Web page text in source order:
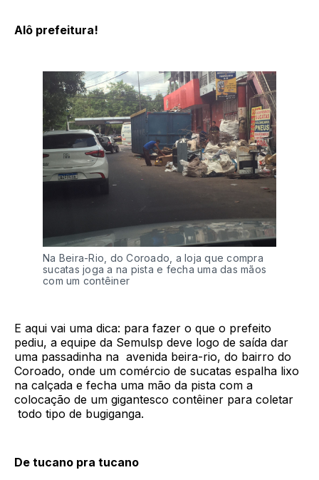
Alô prefeitura!
Na Beira-Rio, do Coroado, a loja que compra
sucatas joga a na pista e fecha uma das mãos
com um contêiner
E aqui vai uma dica: para fazer o que o prefeito
pediu, a equipe da Semulsp deve logo de saída dar
uma passadinha na avenida beira-rio, do bairro do
Coroado, onde um comércio de sucatas espalha lixo
na calçada e fecha uma mão da pista com a
colocação de um gigantesco contêiner para coletar
todo tipo de bugiganga.
De tucano pra tucano